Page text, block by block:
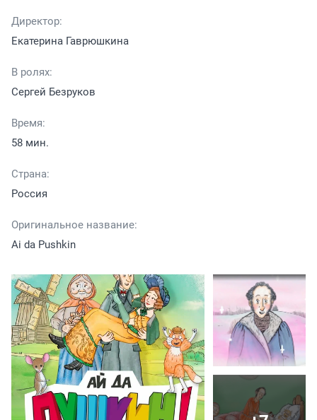
Директор:
Екатерина Гаврюшкина
В ролях:
Сергей Безруков
Время:
58 мин.
Страна:
Россия
Оригинальное название:
Ai da Pushkin